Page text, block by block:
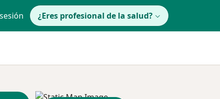
¿Eres profesional de la salud?